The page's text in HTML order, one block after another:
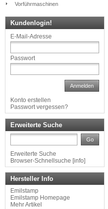
Vorführmaschinen
Kundenlogin!
E-Mail-Adresse
Passwort
Anmelden
Konto erstellen
Passwort vergessen?
Erweiterte Suche
Go
Erweiterte Suche
Browser-Schnellsuche [info]
Hersteller Info
Emilstamp
Emilstamp Homepage
Mehr Artikel